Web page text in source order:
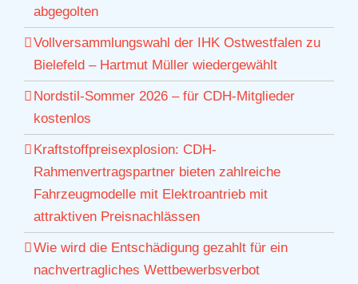
abgegolten
Vollversammlungswahl der IHK Ostwestfalen zu
Bielefeld – Hartmut Müller wiedergewählt
Nordstil-Sommer 2026 – für CDH-Mitglieder
kostenlos
Kraftstoffpreisexplosion: CDH-
Rahmenvertragspartner bieten zahlreiche
Fahrzeugmodelle mit Elektroantrieb mit
attraktiven Preisnachlässen
Wie wird die Entschädigung gezahlt für ein
nachvertragliches Wettbewerbsverbot